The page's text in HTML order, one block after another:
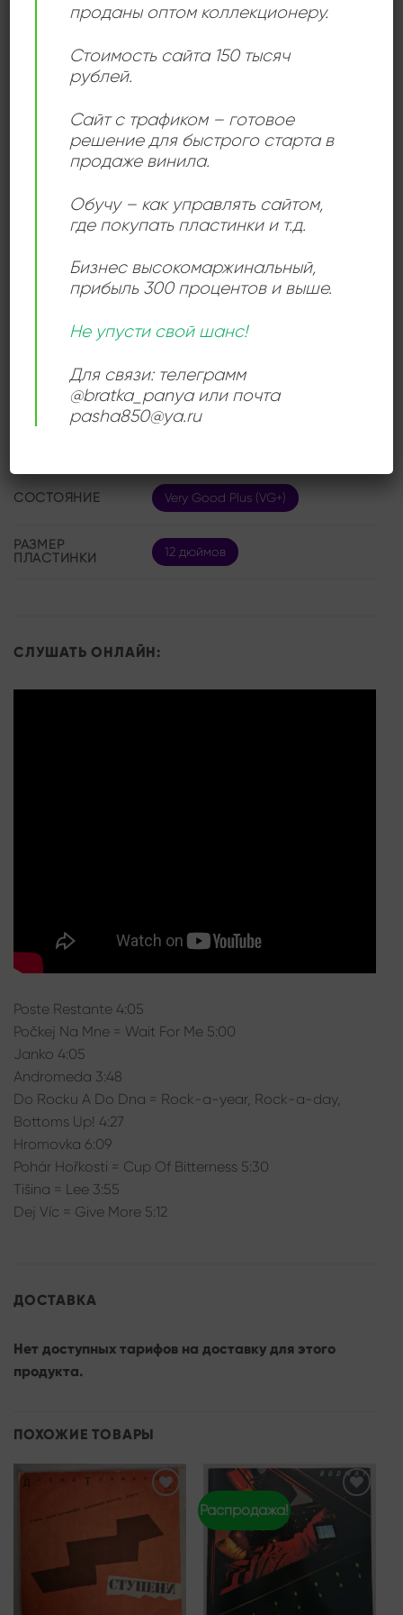
традиционного биг-бенд звучания, при этом каждая
импровизационной свободой. Чёткая ритм-секция,
плотные духовые партии и выразительные соло
качественная студийная запись позволяет услышать
все нюансы игры музыкантов. Этот винил — находка
для любителей джазовой коллекционной музыки
аранжировок.
ДЕТАЛИ
ИСПОЛНИТЕЛЬ
Prague Big Band
СОСТОЯНИЕ Very Good Plus (VG+)
РАЗМЕР
ПЛАСТИНКИ
12 дюймов
СЛУШАТЬ ОНЛАЙН:
Poste Restante 4:05
Počkej Na Mne = Wait For Me 5:00
Janko 4:05
Andromeda 3:48
Do Rocku A Do Dna = Rock-a-year, Rock-a-day,
Bottoms Up! 4:27
Hromovka 6:09
Pohár Hořkosti = Cup Of Bitterness 5:30
Tišina = Lee 3:55
Dej Víc = Give More 5:12
ДОСТАВКА
Нет доступных тарифов на доставку для этого
продукта.
ПОХОЖИЕ ТОВАРЫ
wishlist
Распродажа!
Add to
проданы оптом коллекционеру.
Стоимость сайта 150 тысяч
рублей.
Сайт с трафиком – готовое
решение для быстрого старта в
продаже винила.
Обучу – как управлять сайтом,
где покупать пластинки и т.д.
Бизнес высокомаржинальный,
прибыль 300 процентов и выше.
Не упусти свой шанс!
Для связи: телеграмм
@bratka_panya или почта
pasha850@ya.ru